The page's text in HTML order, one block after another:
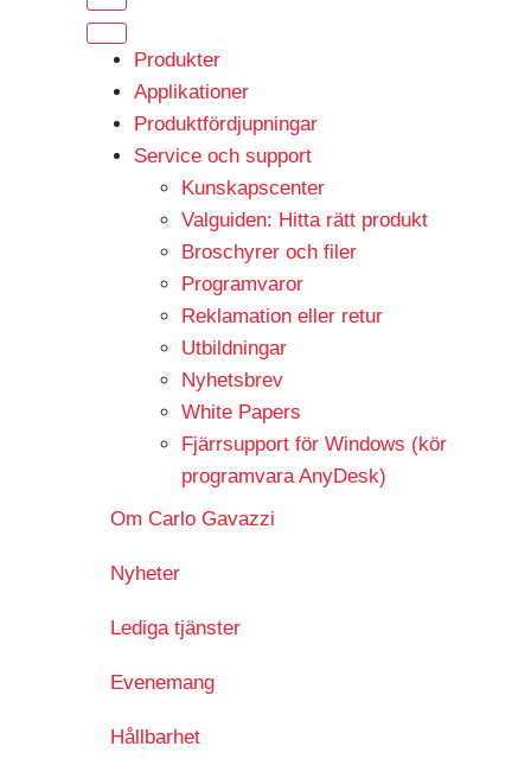
Produkter
Applikationer
Produktfördjupningar
Service och support
Kunskapscenter
Valguiden: Hitta rätt produkt
Broschyrer och filer
Programvaror
Reklamation eller retur
Utbildningar
Nyhetsbrev
White Papers
Fjärrsupport för Windows (kör
programvara AnyDesk)
Om Carlo Gavazzi
Nyheter
Lediga tjänster
Evenemang
Hållbarhet